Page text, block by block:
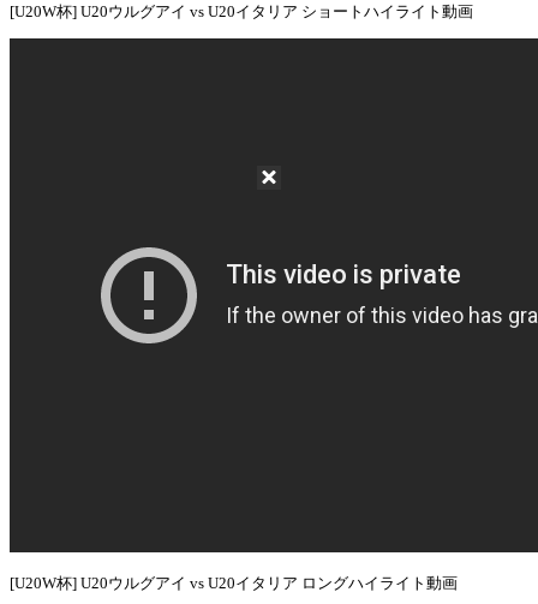
[U20W杯] U20ウルグアイ vs U20イタリア ショートハイライト動画
[U20W杯] U20ウルグアイ vs U20イタリア ロングハイライト動画